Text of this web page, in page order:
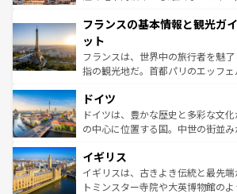
ませてくれるイタリアで、忘れられ
なお、新着のイタリア情報は
しい。
文化が根付くこの国では、情熱的な
れる闘牛、そして美味しいタパスが
る。首都マドリードの洗練された
アートに溢れた街角から、地方で
せる。地方によって風土や気候が異
性で訪れる人を
ンテンツ一覧を参照してほしい。
フランスの基本情報と観光ガ
ット
フランスは、世界中の旅行者を魅
指の観光地だ。首都パリのエッフ
で、幅広い魅力が詰まっている。華
聖堂、美しいビーチ、そして豊か
から魅了する。また、フランスは
いる。シャンパンの発祥地であるラ
香り高いラベンダー畑など、多彩
らに、パリ以外の地域にも魅力が
ドイツ
ドイツは、豊かな歴史と多彩な文
の中心に位置する国。中世の街並
顔を持つこの国は、どこを歩いても
ルリンの文化的活気、バイエルン
してライン川沿いのワイン畑とい
イギリス
イギリスは、古きよき伝統と最先
トミンスター寺院や大英博物館の